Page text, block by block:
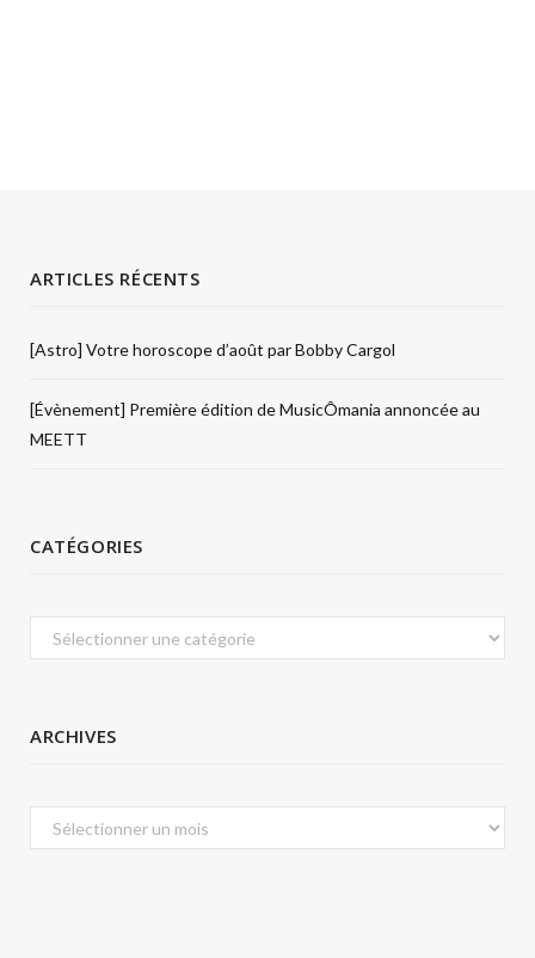
ARTICLES RÉCENTS
[Astro] Votre horoscope d’août par Bobby Cargol
[Évènement] Première édition de MusicÔmania annoncée au
MEETT
CATÉGORIES
Catégories
ARCHIVES
Archives